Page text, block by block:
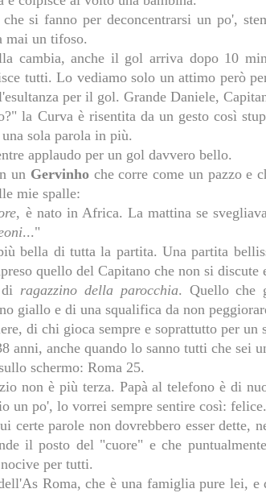
si fanno per deconcentrarsi un po',
mai un tifoso.
cambia, anche il gol arriva dopo 10
tutti. Lo vediamo solo un attimo però
per il gol. Grande Daniele,
la Curva è risentita da un gesto così
sola parola in più.
applaudo per un gol davvero bello.
un Gervinhoche corre come un pazzo e
mie spalle:
, è nato in Africa. La mattina se
..."
bella di tutta la partita. Una partita
quello del Capitano che non si discute
ragazzino della parocchia. Quello che
giallo e di una squalifica da non
di chi gioca sempre e soprattutto per un
anni, anche quando lo sanno tutti che sei
schermo: Roma 25.
non è più terza. Papà al telefono è di
un po', lo vorrei sempre sentire così: felice.
certe parole non dovrebbero esser dette,
il posto del "cuore" e che
per tutti.
Roma, che è una famiglia pure lei,